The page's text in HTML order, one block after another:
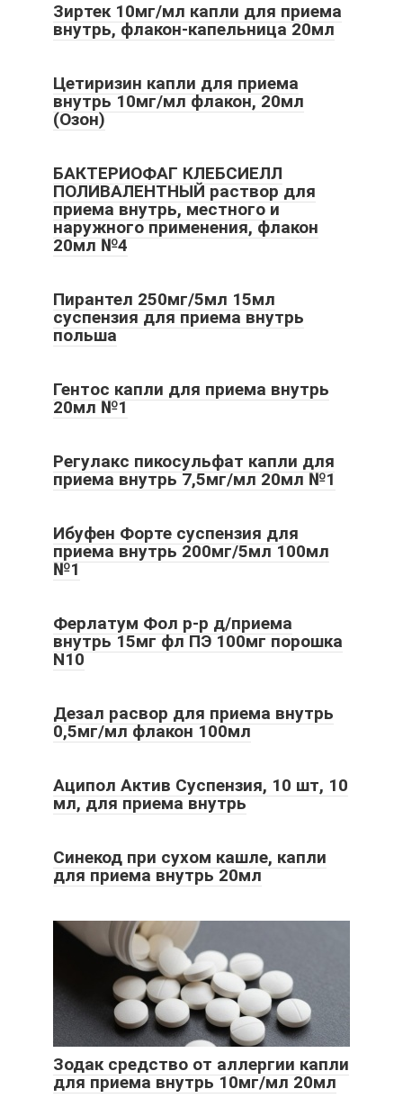
Зиртек 10мг/мл капли для приема
внутрь, флакон-капельница 20мл
Цетиризин капли для приема
внутрь 10мг/мл флакон, 20мл
(Озон)
БАКТЕРИОФАГ КЛЕБСИЕЛЛ
ПОЛИВАЛЕНТНЫЙ раствор для
приема внутрь, местного и
наружного применения, флакон
20мл №4
Пирантел 250мг/5мл 15мл
суспензия для приема внутрь
польша
Гентос капли для приема внутрь
20мл №1
Регулакс пикосульфат капли для
приема внутрь 7,5мг/мл 20мл №1
Ибуфен Форте суспензия для
приема внутрь 200мг/5мл 100мл
№1
Ферлатум Фол р-р д/приема
внутрь 15мг фл ПЭ 100мг порошка
N10
Дезал расвор для приема внутрь
0,5мг/мл флакон 100мл
Аципол Актив Суспензия, 10 шт, 10
мл, для приема внутрь
Синекод при сухом кашле, капли
для приема внутрь 20мл
Зодак средство от аллергии капли
для приема внутрь 10мг/мл 20мл